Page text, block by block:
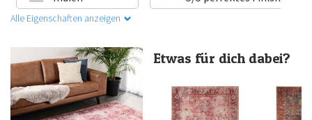
Alle Eigenschaften anzeigen
Etwas für dich dabei?